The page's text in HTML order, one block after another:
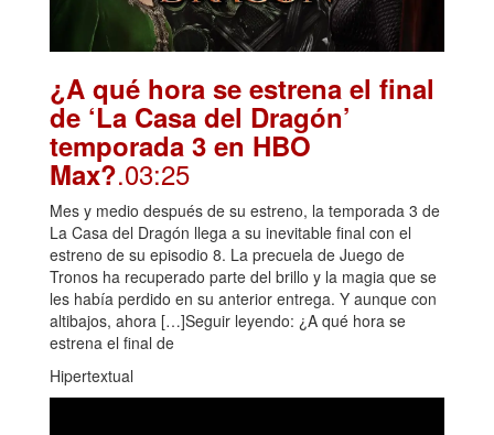
¿A qué hora se estrena el final
de ‘La Casa del Dragón’
temporada 3 en HBO
Max?.03:25
Mes y medio después de su estreno, la temporada 3 de
La Casa del Dragón llega a su inevitable final con el
estreno de su episodio 8. La precuela de Juego de
Tronos ha recuperado parte del brillo y la magia que se
les había perdido en su anterior entrega. Y aunque con
altibajos, ahora […]Seguir leyendo: ¿A qué hora se
estrena el final de
Hipertextual